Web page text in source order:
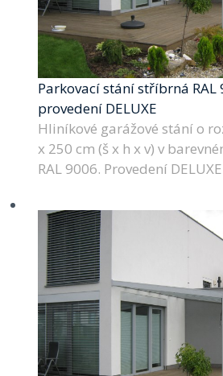
Parkovací stání stříbrná RAL
provedení DELUXE
Hliníkové garážové stání o
x 250 cm (š x h x v) v
RAL 9006. Provedení